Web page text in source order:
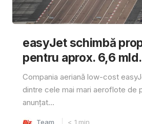
easyJet schimbă
pentru aprox. 6,6
Compania aeriană low-cost
dintre cele mai mari aeroflote de
anunțat...
Team < 1 min